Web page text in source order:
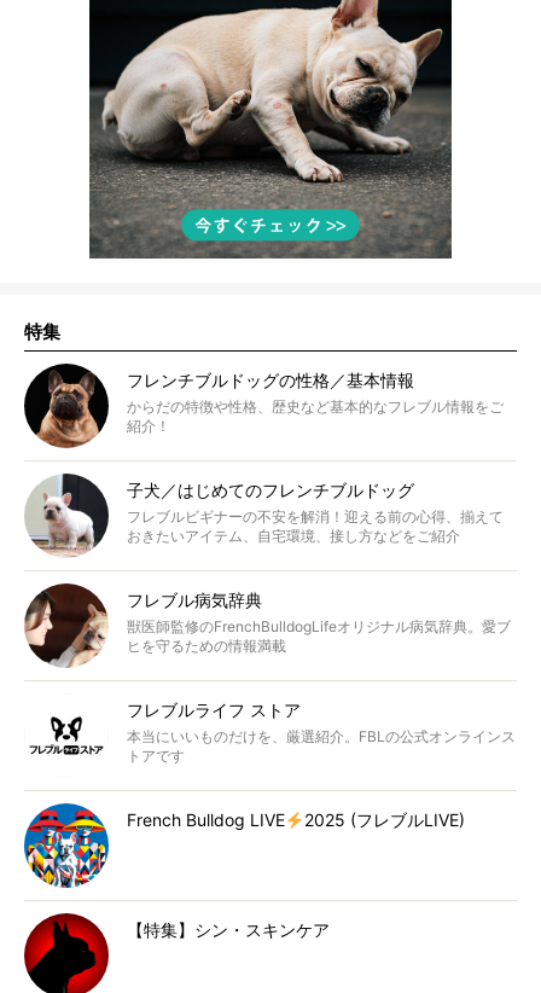
特集
フレンチブルドッグの性格／基本情報
からだの特徴や性格、歴史など基本的なフレブル情報をご
紹介！
子犬／はじめてのフレンチブルドッグ
フレブルビギナーの不安を解消！迎える前の心得、揃えて
おきたいアイテム、自宅環境、接し方などをご紹介
フレブル病気辞典
獣医師監修のFrenchBulldogLifeオリジナル病気辞典。愛ブ
ヒを守るための情報満載
フレブルライフ ストア
本当にいいものだけを、厳選紹介。FBLの公式オンラインス
トアです
French Bulldog LIVE 2025 (フレブルLIVE)
【特集】シン・スキンケア